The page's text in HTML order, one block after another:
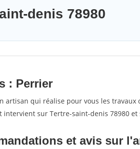
denis 78980
: Perrier
artisan qui réalise pour vous les travaux
intervient sur Tertre-saint-denis 78980 et
et avis sur